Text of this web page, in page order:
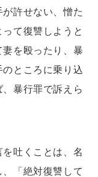
許せない、憎た
て復讐しようと
を殴ったり、暴
ところに乗り込
暴行罪で訴えら
吐くことは、名
「絶対復讐して